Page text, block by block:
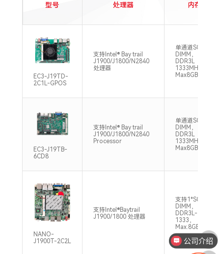
型号 处理器 内存
EC3-J19TD-
2C1L-GPOS
支持Intel® Bay trail
J1900/J1800/N2840
处理器
单通道SO-
DIMM，
DDR3L
1333MHz ，
Max8GB
EC3-J19TB-
6CD8
支持Intel® Bay trail
J1900/J1800/N2840
Processor
单通道SO-
DIMM，
DDR3L
1333MHz ，
Max8GB
NANO-
J1900T-2C2L
支持Intel®Baytrail
J1900/1800 处理器
支持1*SO-
DIMM，
DDR3L-
1333，
Max.8GB
公司介绍